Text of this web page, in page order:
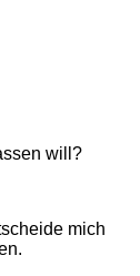
will?
mich